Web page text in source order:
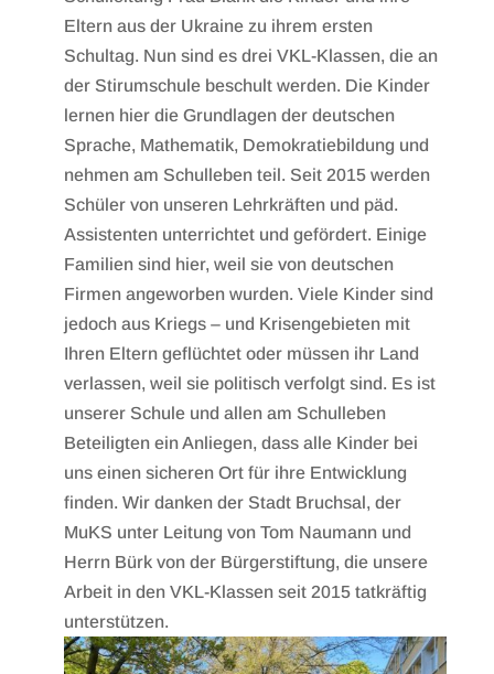
Eltern aus der Ukraine zu ihrem ersten
Schultag. Nun sind es drei VKL-Klassen, die an
der Stirumschule beschult werden. Die Kinder
lernen hier die Grundlagen der deutschen
Sprache, Mathematik, Demokratiebildung und
nehmen am Schulleben teil. Seit 2015 werden
Schüler von unseren Lehrkräften und päd.
Assistenten unterrichtet und gefördert. Einige
Familien sind hier, weil sie von deutschen
Firmen angeworben wurden. Viele Kinder sind
jedoch aus Kriegs – und Krisengebieten mit
Ihren Eltern geflüchtet oder müssen ihr Land
verlassen, weil sie politisch verfolgt sind. Es ist
unserer Schule und allen am Schulleben
Beteiligten ein Anliegen, dass alle Kinder bei
uns einen sicheren Ort für ihre Entwicklung
finden. Wir danken der Stadt Bruchsal, der
MuKS unter Leitung von Tom Naumann und
Herrn Bürk von der Bürgerstiftung, die unsere
Arbeit in den VKL-Klassen seit 2015 tatkräftig
unterstützen.